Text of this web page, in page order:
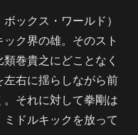
ックス・ワールド）
ク界の雄。そのスト
巻貴之にどことなく
右に揺らしながら前
それに対して拳剛は
ドルキックを放って